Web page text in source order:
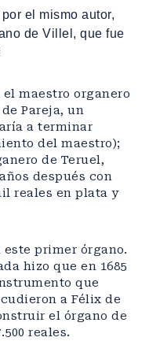
el mismo autor,
de Villel, que fue
el maestro organero
Pareja, un
a terminar
del maestro);
de Teruel,
después con
reales en plata y
primer órgano.
hizo que en 1685
que
a Félix de
el órgano de
reales.